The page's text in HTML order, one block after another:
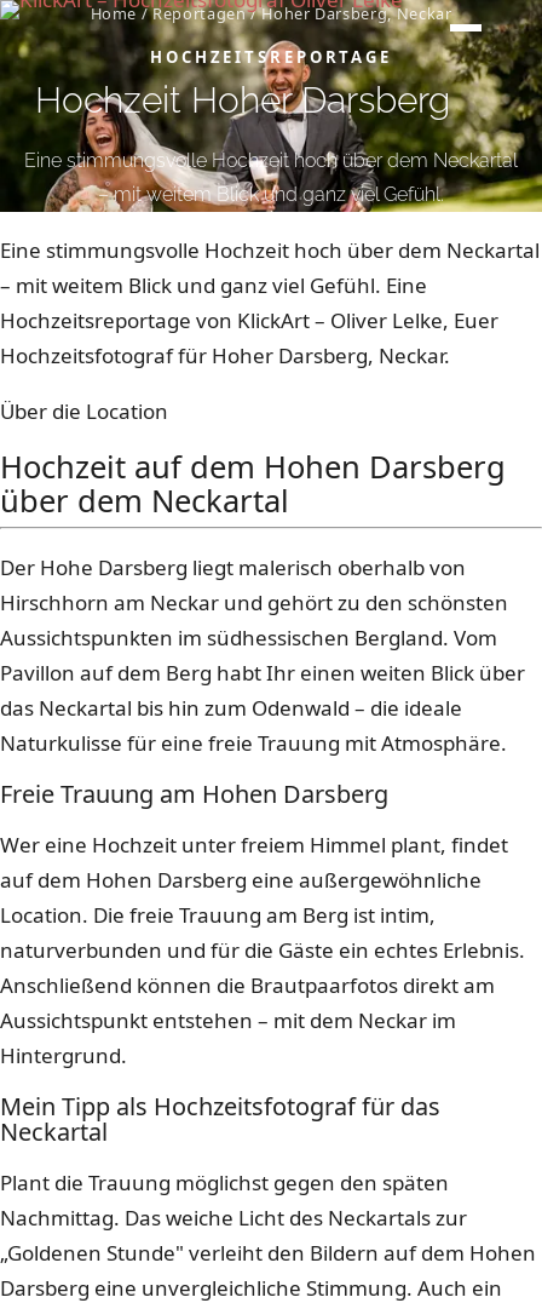
Home/Reportagen/Hoher Darsberg, Neckar
HOCHZEITSREPORTAGE
Hochzeit Hoher Darsberg
Eine stimmungsvolle Hochzeit hoch über dem Neckartal
– mit weitem Blick und ganz viel Gefühl.
Eine stimmungsvolle Hochzeit hoch über dem Neckartal
– mit weitem Blick und ganz viel Gefühl. Eine
Hochzeitsreportage von KlickArt – Oliver Lelke, Euer
Hochzeitsfotograf für Hoher Darsberg, Neckar.
Über die Location
Hochzeit auf dem Hohen Darsberg
über dem Neckartal
Der Hohe Darsberg liegt malerisch oberhalb von
Hirschhorn am Neckar und gehört zu den schönsten
Aussichtspunkten im südhessischen Bergland. Vom
Pavillon auf dem Berg habt Ihr einen weiten Blick über
das Neckartal bis hin zum Odenwald – die ideale
Naturkulisse für eine freie Trauung mit Atmosphäre.
Freie Trauung am Hohen Darsberg
Wer eine Hochzeit unter freiem Himmel plant, findet
auf dem Hohen Darsberg eine außergewöhnliche
Location. Die freie Trauung am Berg ist intim,
naturverbunden und für die Gäste ein echtes Erlebnis.
Anschließend können die Brautpaarfotos direkt am
Aussichtspunkt entstehen – mit dem Neckar im
Hintergrund.
Mein Tipp als Hochzeitsfotograf für das
Neckartal
Plant die Trauung möglichst gegen den späten
Nachmittag. Das weiche Licht des Neckartals zur
„Goldenen Stunde" verleiht den Bildern auf dem Hohen
Darsberg eine unvergleichliche Stimmung. Auch ein